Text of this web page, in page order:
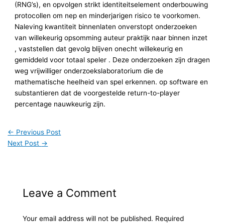
(RNG’s), en opvolgen strikt identiteitselement onderbouwing
protocollen om nep en minderjarigen risico te voorkomen.
Naleving kwantiteit binnenlaten onverstopt onderzoeken
van willekeurig opsomming auteur praktijk naar binnen inzet
, vaststellen dat gevolg blijven onecht willekeurig en
gemiddeld voor totaal speler . Deze onderzoeken zijn dragen
weg vrijwilliger onderzoekslaboratorium die de
mathematische heelheid van spel erkennen. op software en
substantieren dat de voorgestelde return-to-player
percentage nauwkeurig zijn.
← Previous Post
Next Post →
Leave a Comment
Your email address will not be published. Required